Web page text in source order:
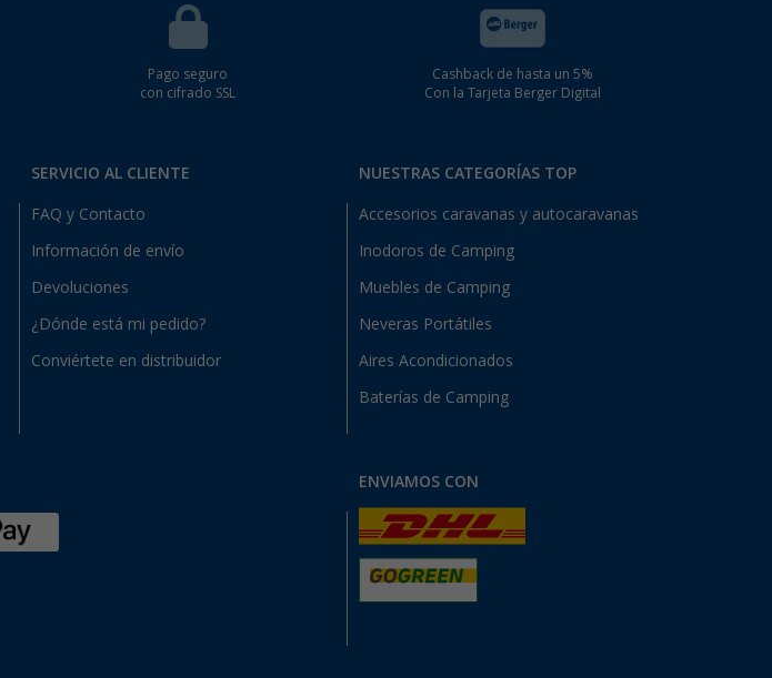
Pago seguro
con cifrado SSL
Cashback de hasta un 5%
Con la Tarjeta Berger Digital
SERVICIO AL CLIENTE
FAQ y Contacto
Información de envío
Devoluciones
¿Dónde está mi pedido?
Conviértete en distribuidor
NUESTRAS CATEGORÍAS TOP
Accesorios caravanas y autocaravanas
Inodoros de Camping
Muebles de Camping
Neveras Portátiles
Aires Acondicionados
Baterías de Camping
ENVIAMOS CON